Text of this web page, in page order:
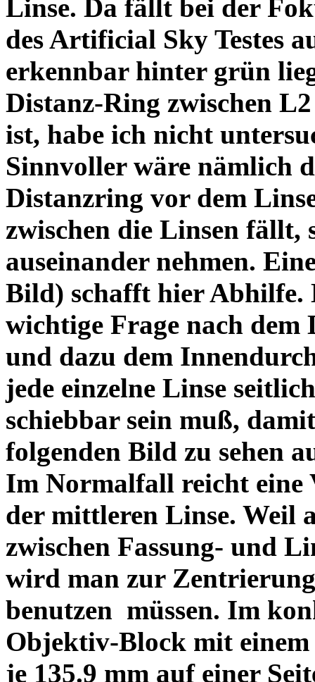
Linse. Da fällt bei der
des Artificial Sky Testes
erkennbar hinter grün
Distanz-Ring zwischen
ist, habe ich nicht
Sinnvoller wäre nämlich
Distanzring vor dem
zwischen die Linsen fällt,
auseinander nehmen.
Bild) schafft hier Abhilfe.
wichtige Frage nach dem
und dazu dem
jede einzelne Linse
schiebbar sein muß,
folgenden Bild zu sehen
Im Normalfall reicht eine
der mittleren Linse. Weil
zwischen Fassung- und
wird man zur
benutzen müssen. Im
Objektiv-Block mit einem
je 135.9 mm auf einer